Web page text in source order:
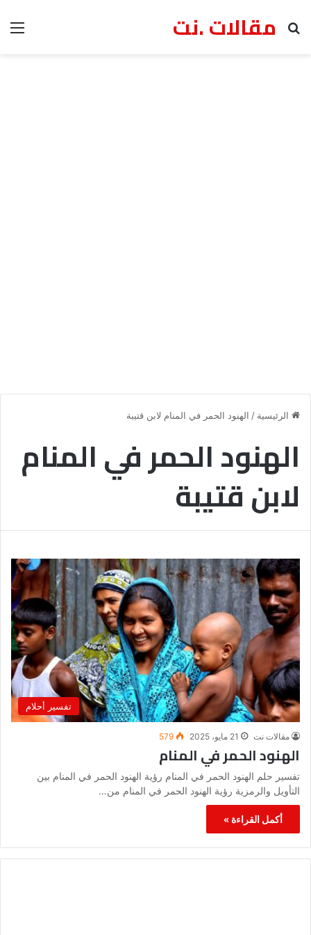
مقالات .نت
بحث عن
الرئيسية / الهنود الحمر في المنام لابن قتيبة
الهنود الحمر في المنام
لابن قتيبة
تفسير أحلام
مقالات نت 21 مايو، 2025 579
الهنود الحمر في المنام
تفسير حلم الهنود الحمر في المنام رؤية الهنود الحمر في المنام بين
التأويل والرمزية رؤية الهنود الحمر في المنام من…
أكمل القراءة »